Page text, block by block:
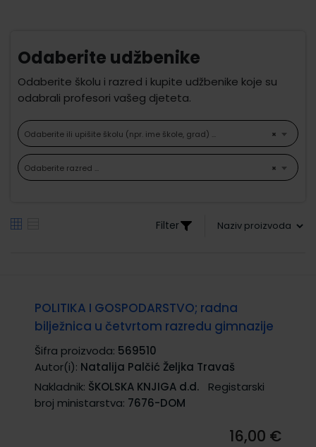
Odaberite udžbenike
Odaberite školu i razred i kupite udžbenike koje su
odabrali profesori vašeg djeteta.
×
Odaberite ili upišite školu (npr. ime škole, grad) ...
×
Odaberite razred ...
Filter
POLITIKA I GOSPODARSTVO; radna
bilježnica u četvrtom razredu gimnazije
Šifra proizvoda: 569510
Autor(i): Natalija Palčić Željka Travaš
Nakladnik: ŠKOLSKA KNJIGA d.d.
Registarski
broj ministarstva: 7676-DOM
16,00 €